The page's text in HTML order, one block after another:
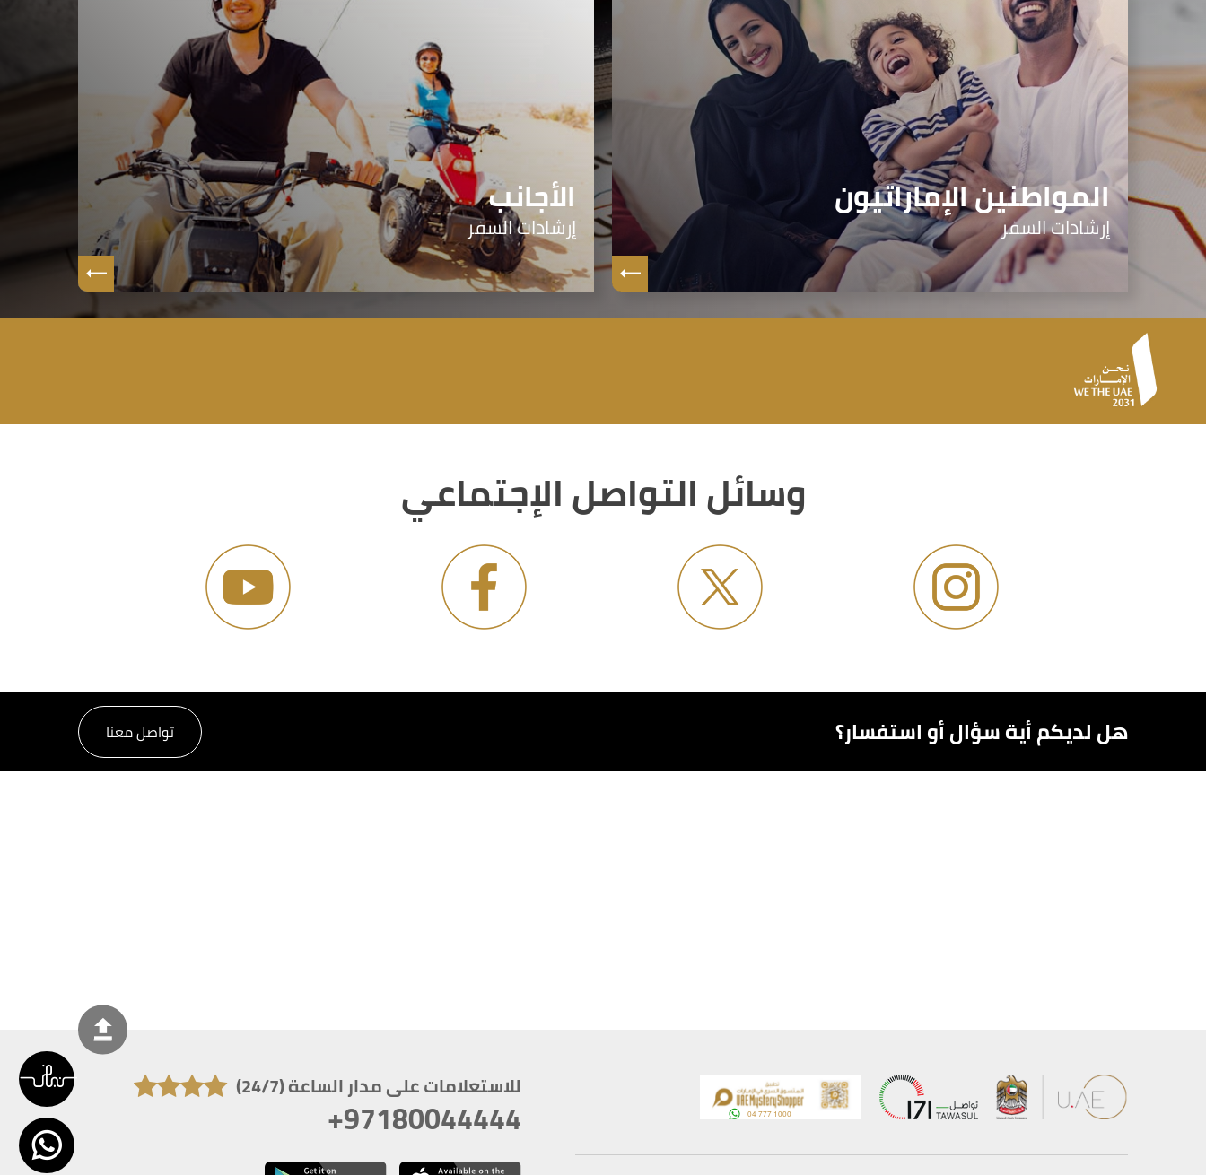
المواطنين الإماراتيون
إرشادات السفر
الأجانب
إرشادات السفر
وسائل التواصل الإجتماعي
هل لديكم أية سؤال أو استفسار؟ تواصل معنا
للاستعلامات على مدار الساعة (24/7)
+97180044444